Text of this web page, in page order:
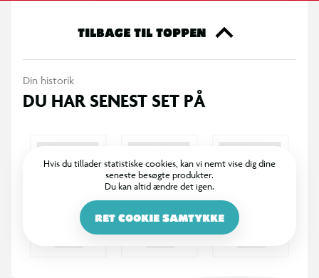
TILBAGE TIL TOPPEN
Din historik
DU HAR SENEST SET PÅ
Hvis du tillader statistiske cookies, kan vi nemt vise dig dine
seneste besøgte produkter.
Du kan altid ændre det igen.
RET COOKIE SAMTYKKE